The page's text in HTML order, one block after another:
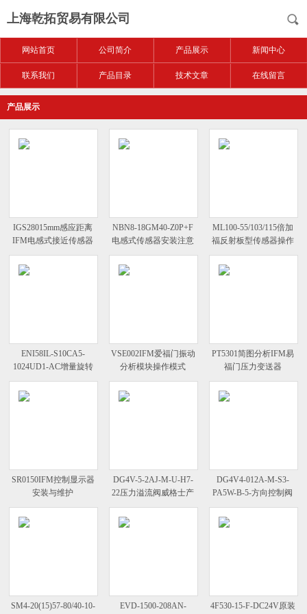
上海乾拓贸易有限公司
网站首页 公司简介 产品展示 新闻中心
联系我们 产品目录 技术文章 在线留言
产品展示
IGS28015mm感应距离
IFM电感式接近传感器
NBN8-18GM40-Z0P+F
电感式传感器安装注意
事项
ML100-55/103/115倍加
福反射板型传感器操作
模式
ENI58IL-S10CA5-
1024UD1-AC增量旋转
编码器倍加福参考数据
VSE002IFM爱福门振动
分析模块操作模式
PT5301简图分析IFM易
福门压力变送器
SR0150IFM控制显示器
安装与维护
DG4V-5-2AJ-M-U-H7-
22压力溢流阀威格士产
品特点一览
DG4V4-012A-M-S3-
PA5W-B-5-方向控制阀
VICKERS安装和工作
SM4-20(15)57-80/40-10-
EVD-1500-208AN-
4F530-15-F-DC24V原装